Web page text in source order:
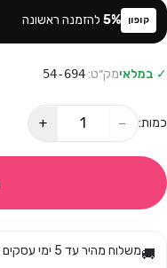
קופון 5% להזמנה ראשונה
✓ במלאימק״ט:54-694
כמות: −
+
🚚משלוח מהיר עד 5 ימי עסקים (מגיע בד״כ עד 3)